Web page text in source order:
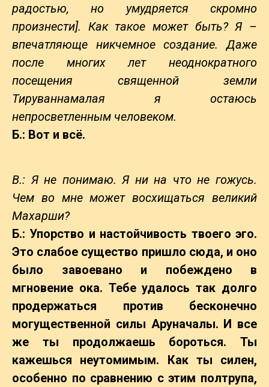
радостью, но умудряется скромно
произнести]. Как такое может быть? Я –
впечатляюще никчемное создание. Даже
после многих лет неоднократного
посещения священной земли
Тируваннамалая я остаюсь
непросветленным человеком.
Б.: Вот и всё.
В.: Я не понимаю. Я ни на что не гожусь.
Чем во мне может восхищаться великий
Махарши?
Б.: Упорство и настойчивость твоего эго.
Это слабое существо пришло сюда, и оно
было завоевано и побеждено в
мгновение ока. Тебе удалось так долго
продержаться против бесконечно
могущественной силы Аруначалы. И все
же ты продолжаешь бороться. Ты
кажешься неутомимым. Как ты силен,
особенно по сравнению с этим полтрупа,